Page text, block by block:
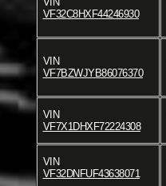
VF32C8HXF44246930
VIN
VF7BZWJYB86076370
VIN
VF7X1DHXF72224308
VIN
VF32DNFUF43638071